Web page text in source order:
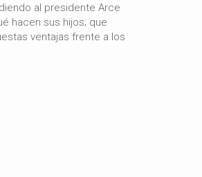
al presidente Arce
hacen sus hijos; que
ventajas frente a los